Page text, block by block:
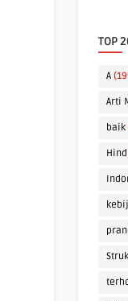
TOP
A
Arti
baik